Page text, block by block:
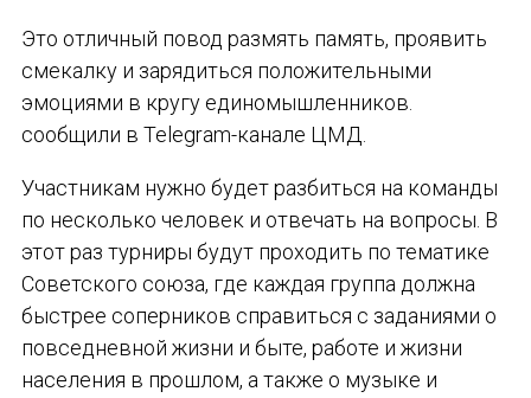
Это отличный повод размять память, проявить
смекалку и зарядиться положительными
эмоциями в кругу единомышленников.
сообщили в Telegram-канале ЦМД.
Участникам нужно будет разбиться на команды
по несколько человек и отвечать на вопросы. В
этот раз турниры будут проходить по тематике
Советского союза, где каждая группа должна
быстрее соперников справиться с заданиями о
повседневной жизни и быте, работе и жизни
населения в прошлом, а также о музыке и